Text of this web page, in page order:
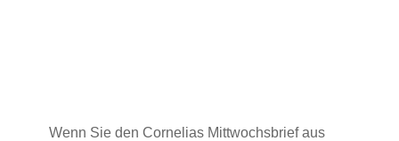
Wenn Sie den Cornelias Mittwochsbrief aus